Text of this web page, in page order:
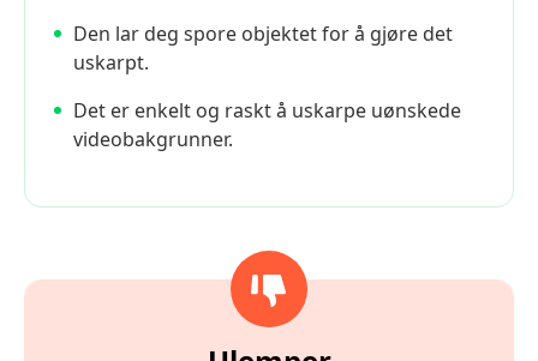
Den lar deg spore objektet for å gjøre det
uskarpt.
Det er enkelt og raskt å uskarpe uønskede
videobakgrunner.